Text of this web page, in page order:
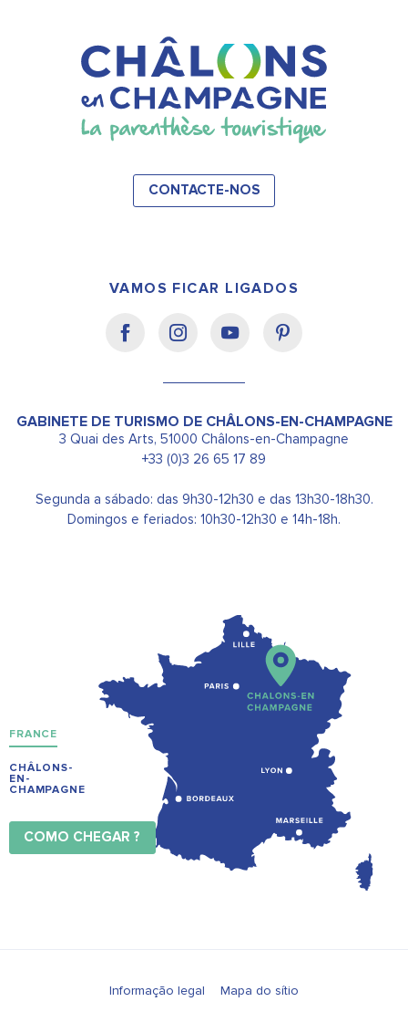
CONTACTE-NOS
VAMOS FICAR LIGADOS
GABINETE DE TURISMO DE CHÂLONS-EN-CHAMPAGNE
3 Quai des Arts, 51000 Châlons-en-Champagne
+33 (0)3 26 65 17 89
Segunda a sábado: das 9h30-12h30 e das 13h30-18h30.
Domingos e feriados: 10h30-12h30 e 14h-18h.
FRANCE
CHÂLONS-
EN-
CHAMPAGNE
COMO CHEGAR ?
Informação legal Mapa do sítio